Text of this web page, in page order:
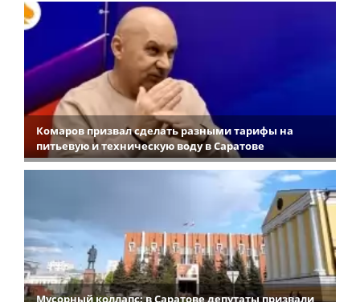
Комаров призвал сделать разными тарифы на
питьевую и техническую воду в Саратове
Мусорный коллапс: в Саратове депутаты призвали